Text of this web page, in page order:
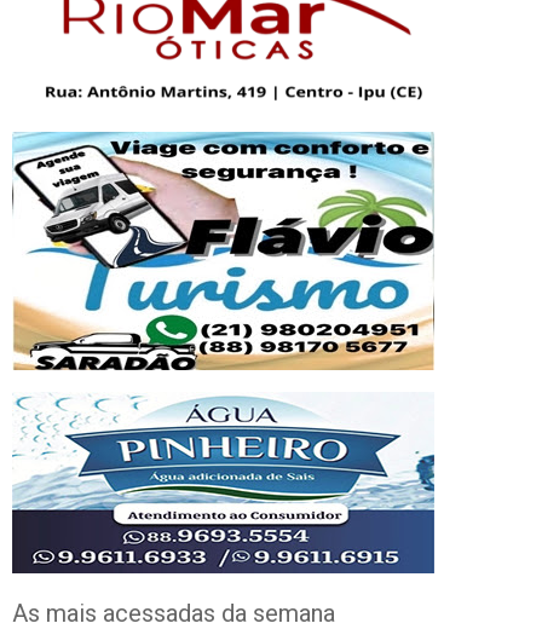
As mais acessadas da semana